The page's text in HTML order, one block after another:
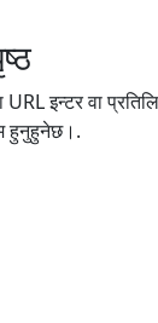
URL इन्टर वा
हुनुहुनेछ।.